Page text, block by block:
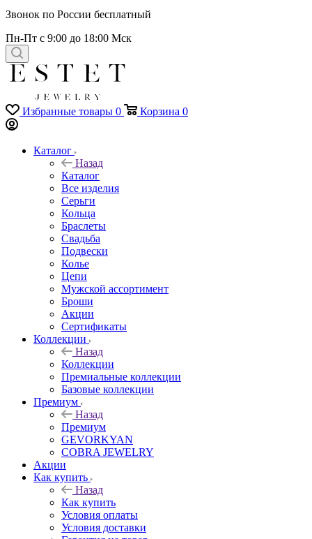
Звонок по России бесплатный
Пн-Пт с 9:00 до 18:00 Мск
Избранные товары 0 Корзина 0
Каталог
Назад
Каталог
Все изделия
Серьги
Кольца
Браслеты
Свадьба
Подвески
Колье
Цепи
Мужской ассортимент
Броши
Акции
Сертификаты
Коллекции
Назад
Коллекции
Премиальные коллекции
Базовые коллекции
Премиум
Назад
Премиум
GEVORKYAN
COBRA JEWELRY
Акции
Как купить
Назад
Как купить
Условия оплаты
Условия доставки